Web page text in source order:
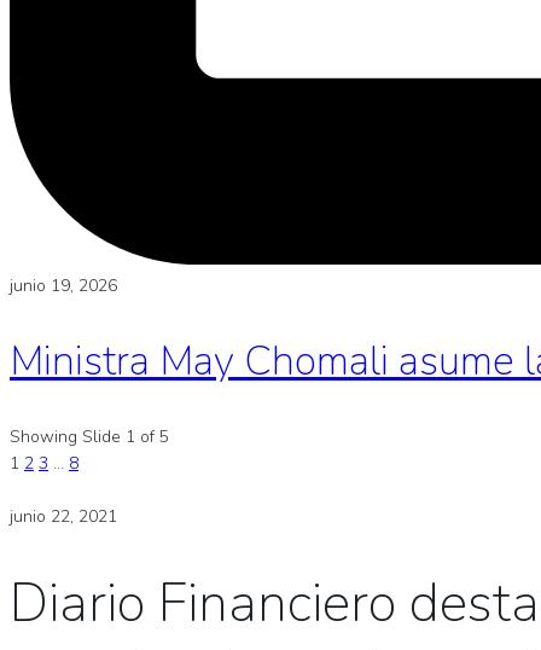
junio 19, 2026
Ministra May Chomali asume
Showing Slide 1 of 5
1 2 3 … 8
junio 22, 2021
Diario Financiero